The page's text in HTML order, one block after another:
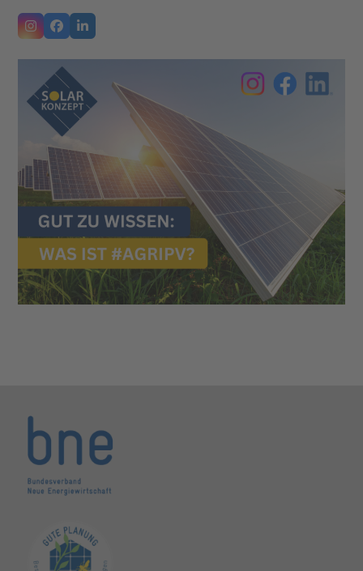
Instagram
FacebookLinkedIn